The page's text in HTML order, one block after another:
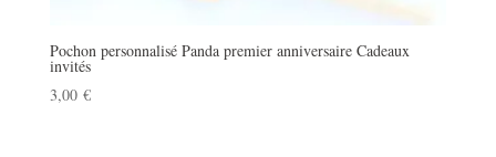
Pochon personnalisé Panda premier anniversaire Cadeaux
invités
3,00 €